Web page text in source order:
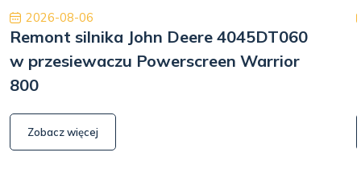
2026-08-06
Remont silnika John Deere 4045DT060
w przesiewaczu Powerscreen Warrior
800
Zobacz więcej